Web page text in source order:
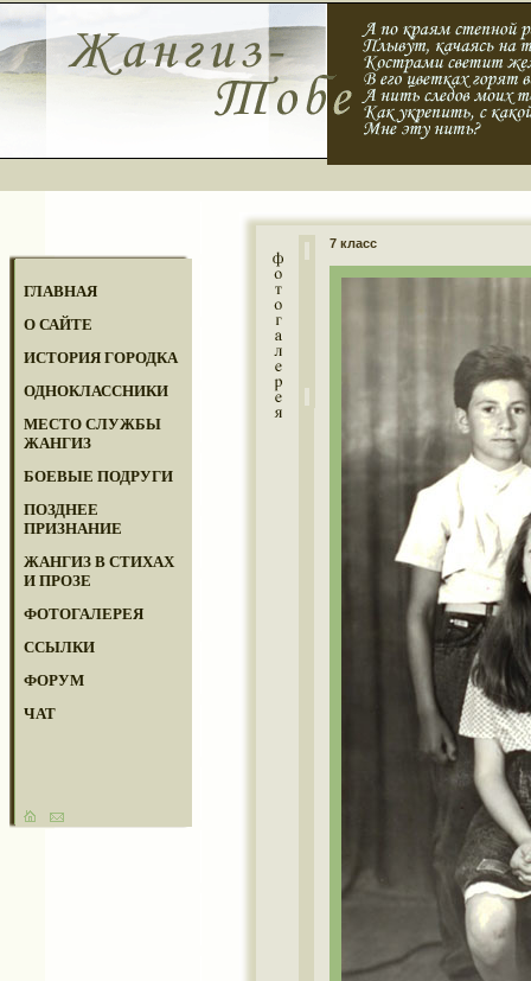
ГЛАВНАЯ
О САЙТЕ
ИСТОРИЯ ГОРОДКА
ОДНОКЛАССНИКИ
МЕСТО СЛУЖБЫ
ЖАНГИЗ
БОЕВЫЕ ПОДРУГИ
ПОЗДНЕЕ
ПРИЗНАНИЕ
ЖАНГИЗ В СТИХАХ
И ПРОЗЕ
ФОТОГАЛЕРЕЯ
ССЫЛКИ
ФОРУМ
ЧАТ
7 класс